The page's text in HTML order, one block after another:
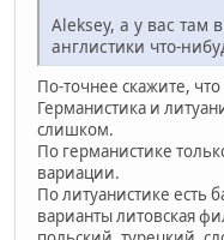
Aleksey, а у вас там
англистики что-
По-точнее скажите,
Германистика и
слишком.
По германистике
вариации.
По литуанистике есть
варианты литовская